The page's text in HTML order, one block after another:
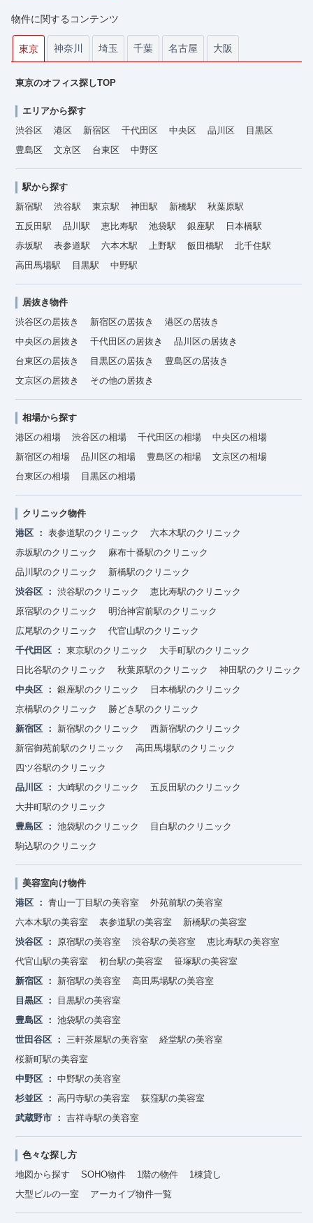
物件に関するコンテンツ
東京 神奈川 埼玉 千葉 名古屋 大阪
東京のオフィス探しTOP
エリアから探す
渋谷区
港区 新宿区 千代田区 中央区 品川区
目黒区
豊島区
文京区 台東区 中野区
駅から探す
新宿駅
渋谷駅 東京駅 神田駅 新橋駅
秋葉原駅
五反田駅
品川駅 恵比寿駅 池袋駅 銀座駅
日本橋駅
赤坂駅
表参道駅 六本木駅 上野駅 飯田橋駅
北千住駅
高田馬場駅
目黒駅 中野駅
居抜き物件
渋谷区の居抜き
新宿区の居抜き
港区の居抜き
中央区の居抜き
千代田区の居抜き
品川区の居抜き
台東区の居抜き
目黒区の居抜き
豊島区の居抜き
文京区の居抜き
その他の居抜き
相場から探す
港区の相場
渋谷区の相場 千代田区の相場
中央区の相場
新宿区の相場
品川区の相場 豊島区の相場
文京区の相場
台東区の相場
目黒区の相場
クリニック物件
港区
表参道駅のクリニック
六本木駅のクリニック
赤坂駅のクリニック
麻布十番駅のクリニック
品川駅のクリニック
新橋駅のクリニック
渋谷区
渋谷駅のクリニック
恵比寿駅のクリニック
原宿駅のクリニック
明治神宮前駅のクリニック
広尾駅のクリニック
代官山駅のクリニック
千代田区
東京駅のクリニック
大手町駅のクリニック
日比谷駅のクリニック
秋葉原駅のクリニック
神田駅のクリニック
中央区
銀座駅のクリニック
日本橋駅のクリニック
京橋駅のクリニック
勝どき駅のクリニック
新宿区
新宿駅のクリニック
西新宿駅のクリニック
新宿御苑前駅のクリニック
高田馬場駅のクリニック
四ツ谷駅のクリニック
品川区
大崎駅のクリニック
五反田駅のクリニック
大井町駅のクリニック
豊島区
池袋駅のクリニック
目白駅のクリニック
駒込駅のクリニック
美容室向け物件
港区
青山一丁目駅の美容室
外苑前駅の美容室
六本木駅の美容室
表参道駅の美容室
新橋駅の美容室
渋谷区
原宿駅の美容室 渋谷駅の美容室
恵比寿駅の美容室
代官山駅の美容室
初台駅の美容室
笹塚駅の美容室
新宿区
新宿駅の美容室
高田馬場駅の美容室
目黒区
目黒駅の美容室
豊島区
池袋駅の美容室
世田谷区
三軒茶屋駅の美容室
経堂駅の美容室
桜新町駅の美容室
中野区
中野駅の美容室
杉並区
高円寺駅の美容室
荻窪駅の美容室
武蔵野市
吉祥寺駅の美容室
色々な探し方
地図から探す
SOHO物件 1階の物件
1棟貸し
大型ビルの一室
アーカイブ物件一覧